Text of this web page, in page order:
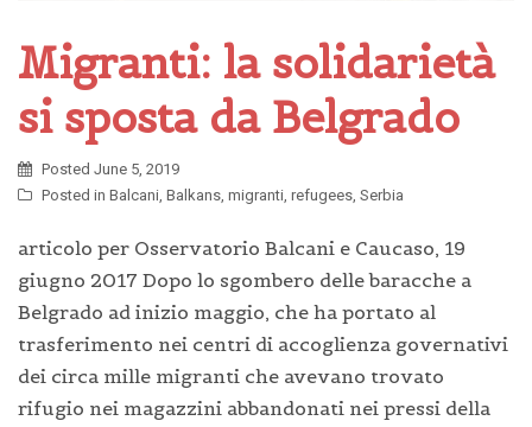
Migranti: la solidarietà
si sposta da Belgrado
Posted June 5, 2019
Posted in Balcani, Balkans, migranti, refugees, Serbia
articolo per Osservatorio Balcani e Caucaso, 19
giugno 2017 Dopo lo sgombero delle baracche a
Belgrado ad inizio maggio, che ha portato al
trasferimento nei centri di accoglienza governativi
dei circa mille migranti che avevano trovato
rifugio nei magazzini abbandonati nei pressi della